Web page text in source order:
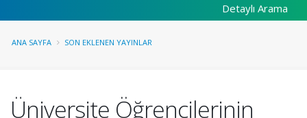
Detaylı Arama
ANA SAYFA SON EKLENEN YAYINLAR
Üniversite Öğrencilerinin